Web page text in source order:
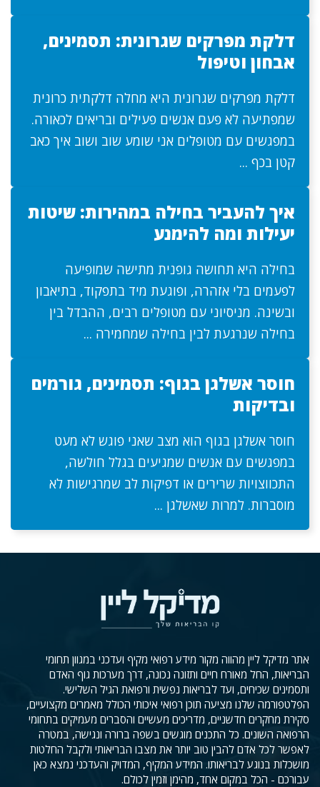
דלקת מפרקים שגרונית: תסמינים,
אבחון וטיפול
דלקת מפרקים שגרונית היא מחלה דלקתית כרונית
שמפתיעה לא פעם אנשים פעילים ובריאים לכאורה.
במפגשים עם מטופלים אני שומע שוב ושוב איך כאב
קטן בכף ...
איך להעביר בחילה במהירות: שיטות
יעילות ומה להימנע
בחילה היא תחושה גופנית מתישה שמופיעה
לפעמים בלי אזהרה, ופוגעת מיד בתפקוד, בתיאבון
ובשינה. מניסיוני עם מטופלים רבים, ההבדל בין
בחילה שנרגעת לבין בחילה שמחמירה ...
חוסר אשלגן בגוף: תסמינים, גורמים
ובדיקות
חוסר אשלגן בגוף הוא מצב שאני פוגש לא מעט
במפגשים עם אנשים שמגיעים בגלל חולשה,
התכווצויות שרירים או דפיקות לב שמרגישות לא
מוסברות. למרות שאשלגן ...
אתר מדיקל ליין מהווה מקור מידע רפואי מקיף ועדכני במגוון תחומי
הבריאות, החל מאורח חיים ותזונה נכונה, דרך מערכות גוף האדם
ותסמינים שכיחים, ועד לבריאות נפשית ורפואת הגיל השלישי.
הפלטפורמה שלנו מציעה תוכן רפואי איכותי הכולל מאמרים מקצועיים,
סקירת מחקרים חדשניים, מדריכים מעשיים והסברים מעמיקים בתחומי
הרפואה השונים. כל התכנים מוגשים בשפה ברורה ונגישה, במטרה
לאפשר לכל אדם להבין טוב יותר את מצבו הבריאותי ולקבל החלטות
מושכלות בנוגע לבריאותו. המידע המקיף, המדויק והעדכני נמצא כאן
עבורכם - הכל במקום אחד, מהימן וזמין לכולם.